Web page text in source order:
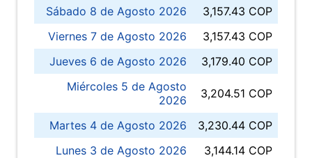
Sábado 8 de Agosto 2026
3,157.43 COP
Viernes 7 de Agosto 2026
3,157.43 COP
Jueves 6 de Agosto 2026
3,179.40 COP
Miércoles 5 de Agosto
2026
3,204.51 COP
Martes 4 de Agosto 2026
3,230.44 COP
Lunes 3 de Agosto 2026
3,144.14 COP